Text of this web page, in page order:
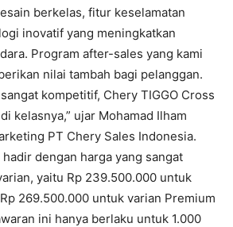
berkelas, fitur keselamatan
inovatif yang meningkatkan
Program after-sales yang kami
nilai tambah bagi pelanggan.
kompetitif, Chery TIGGO Cross
kelasnya,” ujar Mohamad Ilham
PT Chery Sales Indonesia.
dengan harga yang sangat
yaitu Rp 239.500.000 untuk
269.500.000 untuk varian Premium
ini hanya berlaku untuk 1.000